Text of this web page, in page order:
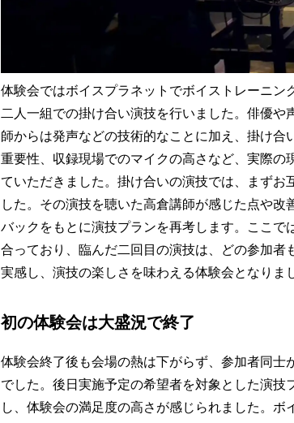
体験会ではボイスプラネットでボイストレーニン
二人一組での掛け合い演技を行いました。俳優
師からは発声などの技術的なことに加え、掛け
重要性、収録現場でのマイクの高さなど、実際
ていただきました。掛け合いの演技では、まずお
した。その演技を聴いた高倉講師が感じた点や
バックをもとに演技プランを再考します。ここ
合っており、臨んだ二回目の演技は、どの参加
実感し、演技の楽しさを味わえる体験会となりま
初の体験会は大盛況で終了
体験会終了後も会場の熱は下がらず、参加者同
でした。後日実施予定の希望者を対象とした演
し、体験会の満足度の高さが感じられました。